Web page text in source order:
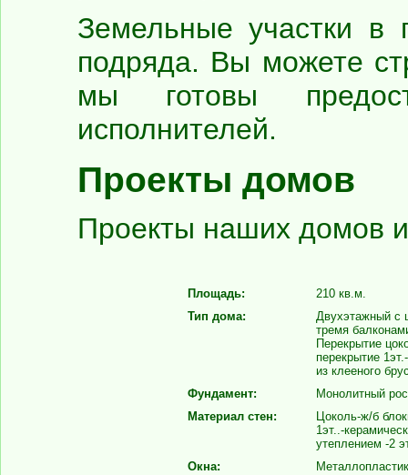
Земельные участки в
подряда. Вы можете
мы готовы
исполнителей.
Проекты домов
Проекты наших домов
Площадь:
210 кв.м.
Тип дома:
Двухэтажный с
тремя
Перекрытие
перекрытие
из клееного
Фундамент:
Монолитный
Материал стен:
Цоколь-ж/б
1эт..-
утеплением -2
Окна: